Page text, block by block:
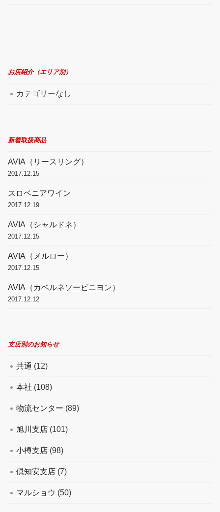
お店紹介（エリア別）
カテゴリーなし
新着取扱商品
AVIA（リースリング）
2017.12.15
スロベニアワイン
2017.12.19
AVIA（シャルドネ）
2017.12.15
AVIA（メルロー）
2017.12.15
AVIA（カベルネソービニヨン）
2017.12.12
支店別のお知らせ
共通 (12)
本社 (108)
物流センター (89)
旭川支店 (101)
小樽支店 (98)
倶知安支店 (7)
マルショウ (50)